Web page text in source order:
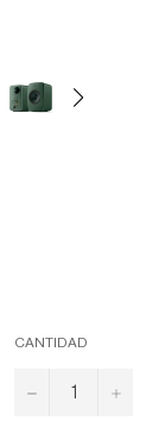
CANTIDAD
− +